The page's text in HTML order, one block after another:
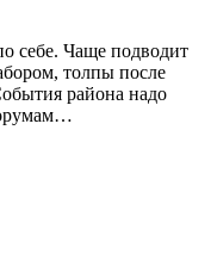
себе. Чаще подводит
толпы после
района надо